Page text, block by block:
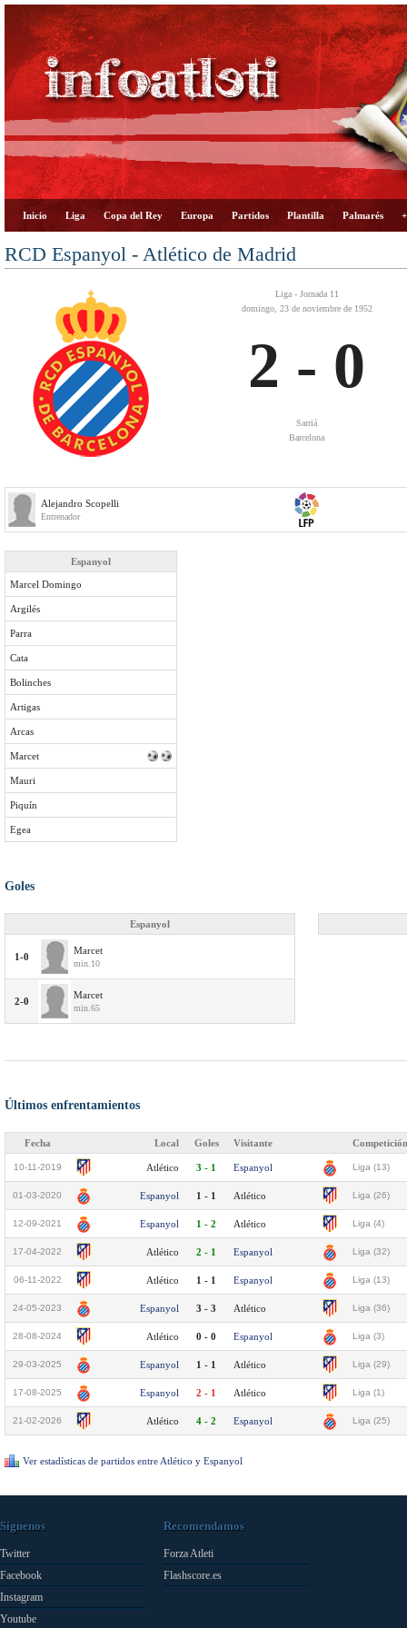
Inicio Liga Copa del Rey Europa Partidos Plantilla Palmarés
RCD Espanyol - Atlético de Madrid
Liga - Jornada 11
domingo, 23 de noviembre de 1952
2 - 0
Sarriá
Barcelona
Alejandro Scopelli
Entrenador
Espanyol
Marcel Domingo
Argilés
Parra
Cata
Bolinches
Artigas
Arcas
Marcet
Mauri
Piquín
Egea
Goles
Espanyol
1-0
Marcet
min.10
2-0
Marcet
min.65
Últimos enfrentamientos
Fecha Local Goles Visitante Competición
10-11-2019 Atlético 3 - 1 Espanyol Liga (13)
01-03-2020 Espanyol 1 - 1 Atlético Liga (26)
12-09-2021 Espanyol 1 - 2 Atlético Liga (4)
17-04-2022 Atlético 2 - 1 Espanyol Liga (32)
06-11-2022 Atlético 1 - 1 Espanyol Liga (13)
24-05-2023 Espanyol 3 - 3 Atlético Liga (36)
28-08-2024 Atlético 0 - 0 Espanyol Liga (3)
29-03-2025 Espanyol 1 - 1 Atlético Liga (29)
17-08-2025 Espanyol 2 - 1 Atlético Liga (1)
21-02-2026 Atlético 4 - 2 Espanyol Liga (25)
Ver estadísticas de partidos entre Atlético y Espanyol
Síguenos
Twitter
Facebook
Instagram
Youtube
Recomendamos
Forza Atleti
Flashscore.es